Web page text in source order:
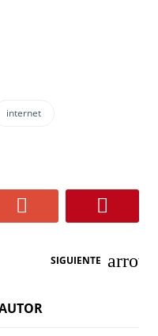
internet
SIGUIENTE